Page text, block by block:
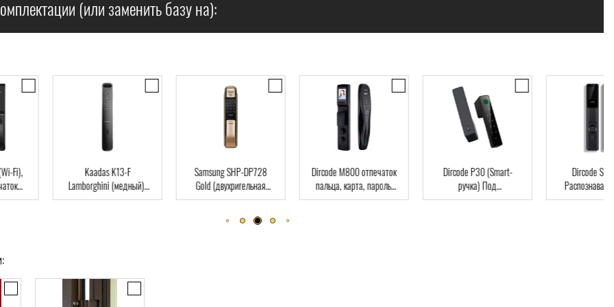
(или заменить базу на):
Kaadas K13-F
Lamborghini (медный),
Автомат, Face-ID,
Samsung SHP-DP728
Gold (двухригельная
врезная часть), Автомат,
Dircode M800 отпечаток
пальца, карта, пароль,
ключ, Wi-Fi, видеоглазок
Dircode P30 (Smart-
ручка) Под
межкомнатные двери,
Dircode S800 3D
Распознавание
код, карта,